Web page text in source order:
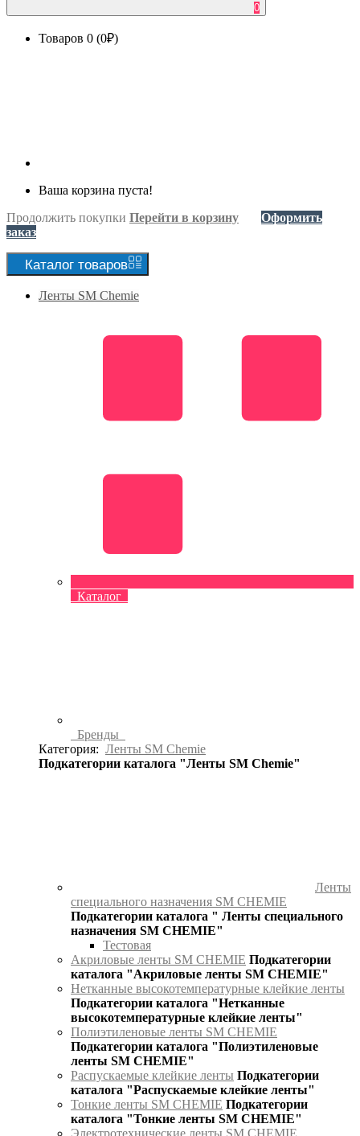
0
Товаров 0 (0₽)
Ваша корзина пуста!
Продолжить покупки Перейти в корзину
Оформить
заказ
Каталог товаров
Ленты SM Chemie
Каталог
Бренды
Категория: Ленты SM Chemie
Подкатегории каталога "Ленты SM Chemie"
Ленты
специального назначения SM CHEMIE
Подкатегории каталога " Ленты специального
назначения SM CHEMIE"
Тестовая
Акриловые ленты SM CHEMIE Подкатегории
каталога "Акриловые ленты SM CHEMIE"
Нетканные высокотемпературные клейкие ленты
Подкатегории каталога "Нетканные
высокотемпературные клейкие ленты"
Полиэтиленовые ленты SM CHEMIE
Подкатегории каталога "Полиэтиленовые
ленты SM CHEMIE"
Распускаемые клейкие ленты Подкатегории
каталога "Распускаемые клейкие ленты"
Тонкие ленты SM CHEMIE Подкатегории
каталога "Тонкие ленты SM CHEMIE"
Электротехнические ленты SM CHEMIE